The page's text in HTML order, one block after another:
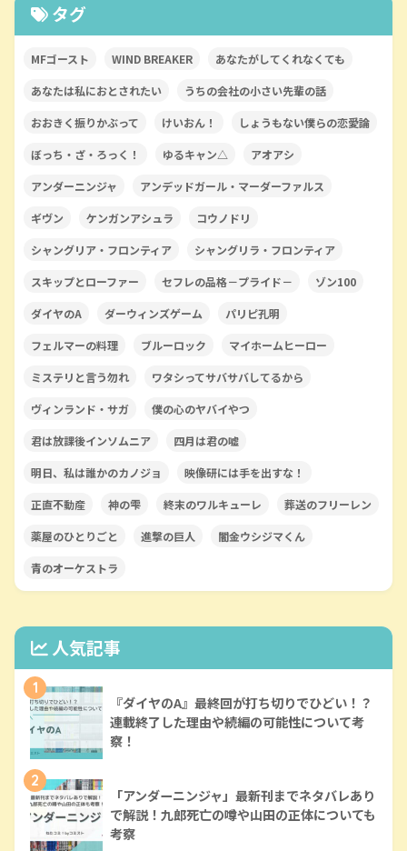
タグ
MFゴースト WIND BREAKER あなたがしてくれなくても
あなたは私におとされたい うちの会社の小さい先輩の話
おおきく振りかぶって けいおん！ しょうもない僕らの恋愛論
ぼっち・ざ・ろっく！ ゆるキャン△ アオアシ
アンダーニンジャ アンデッドガール・マーダーファルス
ギヴン ケンガンアシュラ コウノドリ
シャングリア・フロンティア シャングリラ・フロンティア
スキップとローファー セフレの品格－プライド－ ゾン100
ダイヤのA ダーウィンズゲーム パリピ孔明
フェルマーの料理 ブルーロック マイホームヒーロー
ミステリと言う勿れ ワタシってサバサバしてるから
ヴィンランド・サガ 僕の心のヤバイやつ
君は放課後インソムニア 四月は君の嘘
明日、私は誰かのカノジョ 映像研には手を出すな！
正直不動産 神の雫 終末のワルキューレ 葬送のフリーレン
薬屋のひとりごと 進撃の巨人 闇金ウシジマくん
青のオーケストラ
人気記事
1
『ダイヤのA』最終回が打ち切りでひどい！？
連載終了した理由や続編の可能性について考
察！
2
「アンダーニンジャ」最新刊までネタバレあり
で解説！九郎死亡の噂や山田の正体についても
考察